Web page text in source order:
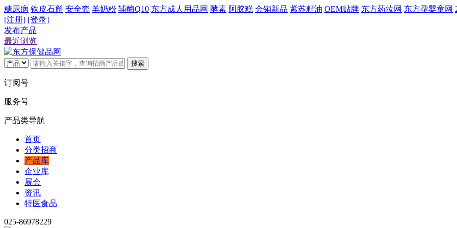
糖尿病 铁皮石斛 安全套 羊奶粉 辅酶Q10 东方成人用品网 酵素 阿胶糕 会销新品 紫苏籽油 OEM贴牌 东方药妆网 东方孕婴童网
[注册] [登录]
发布产品
最近浏览
搜索
订阅号
服务号
产品类导航
首页
分类招商
产品库
企业库
展会
资讯
特医食品
025-86978229